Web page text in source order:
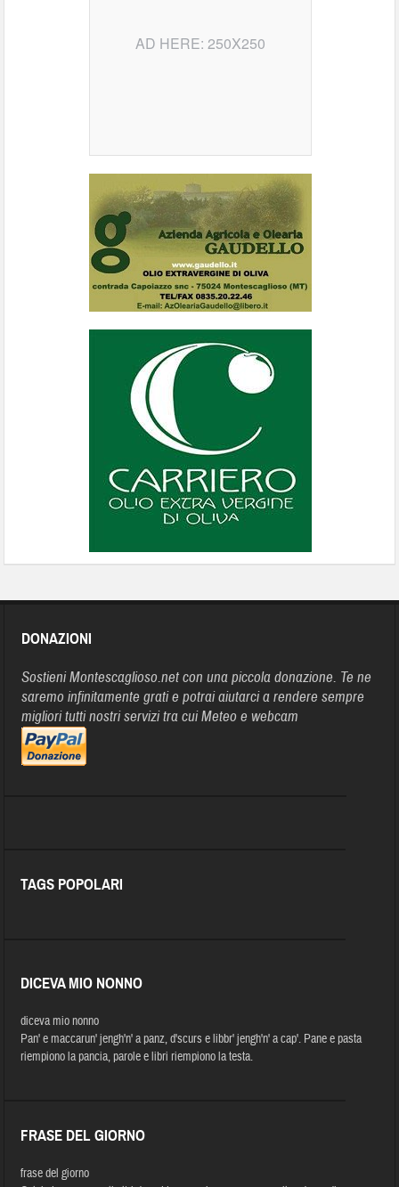
AD HERE: 250X250
DONAZIONI
Sostieni Montescaglioso.net con una piccola donazione. Te ne
saremo infinitamente grati e potrai aiutarci a rendere sempre
migliori tutti nostri servizi tra cui Meteo e webcam
TAGS POPOLARI
DICEVA MIO NONNO
diceva mio nonno
Pan' e maccarun' jengh'n' a panz, d'scurs e libbr' jengh'n' a cap'. Pane e pasta
riempiono la pancia, parole e libri riempiono la testa.
FRASE DEL GIORNO
frase del giorno